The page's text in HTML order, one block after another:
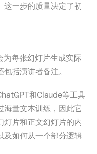
这一步的质量决定了初
为每张幻灯片生成实际
括演讲者备注。
和Claude等工具
海量文本训练，因此它
灯片和正文幻灯片的内
及如何从一个部分逻辑